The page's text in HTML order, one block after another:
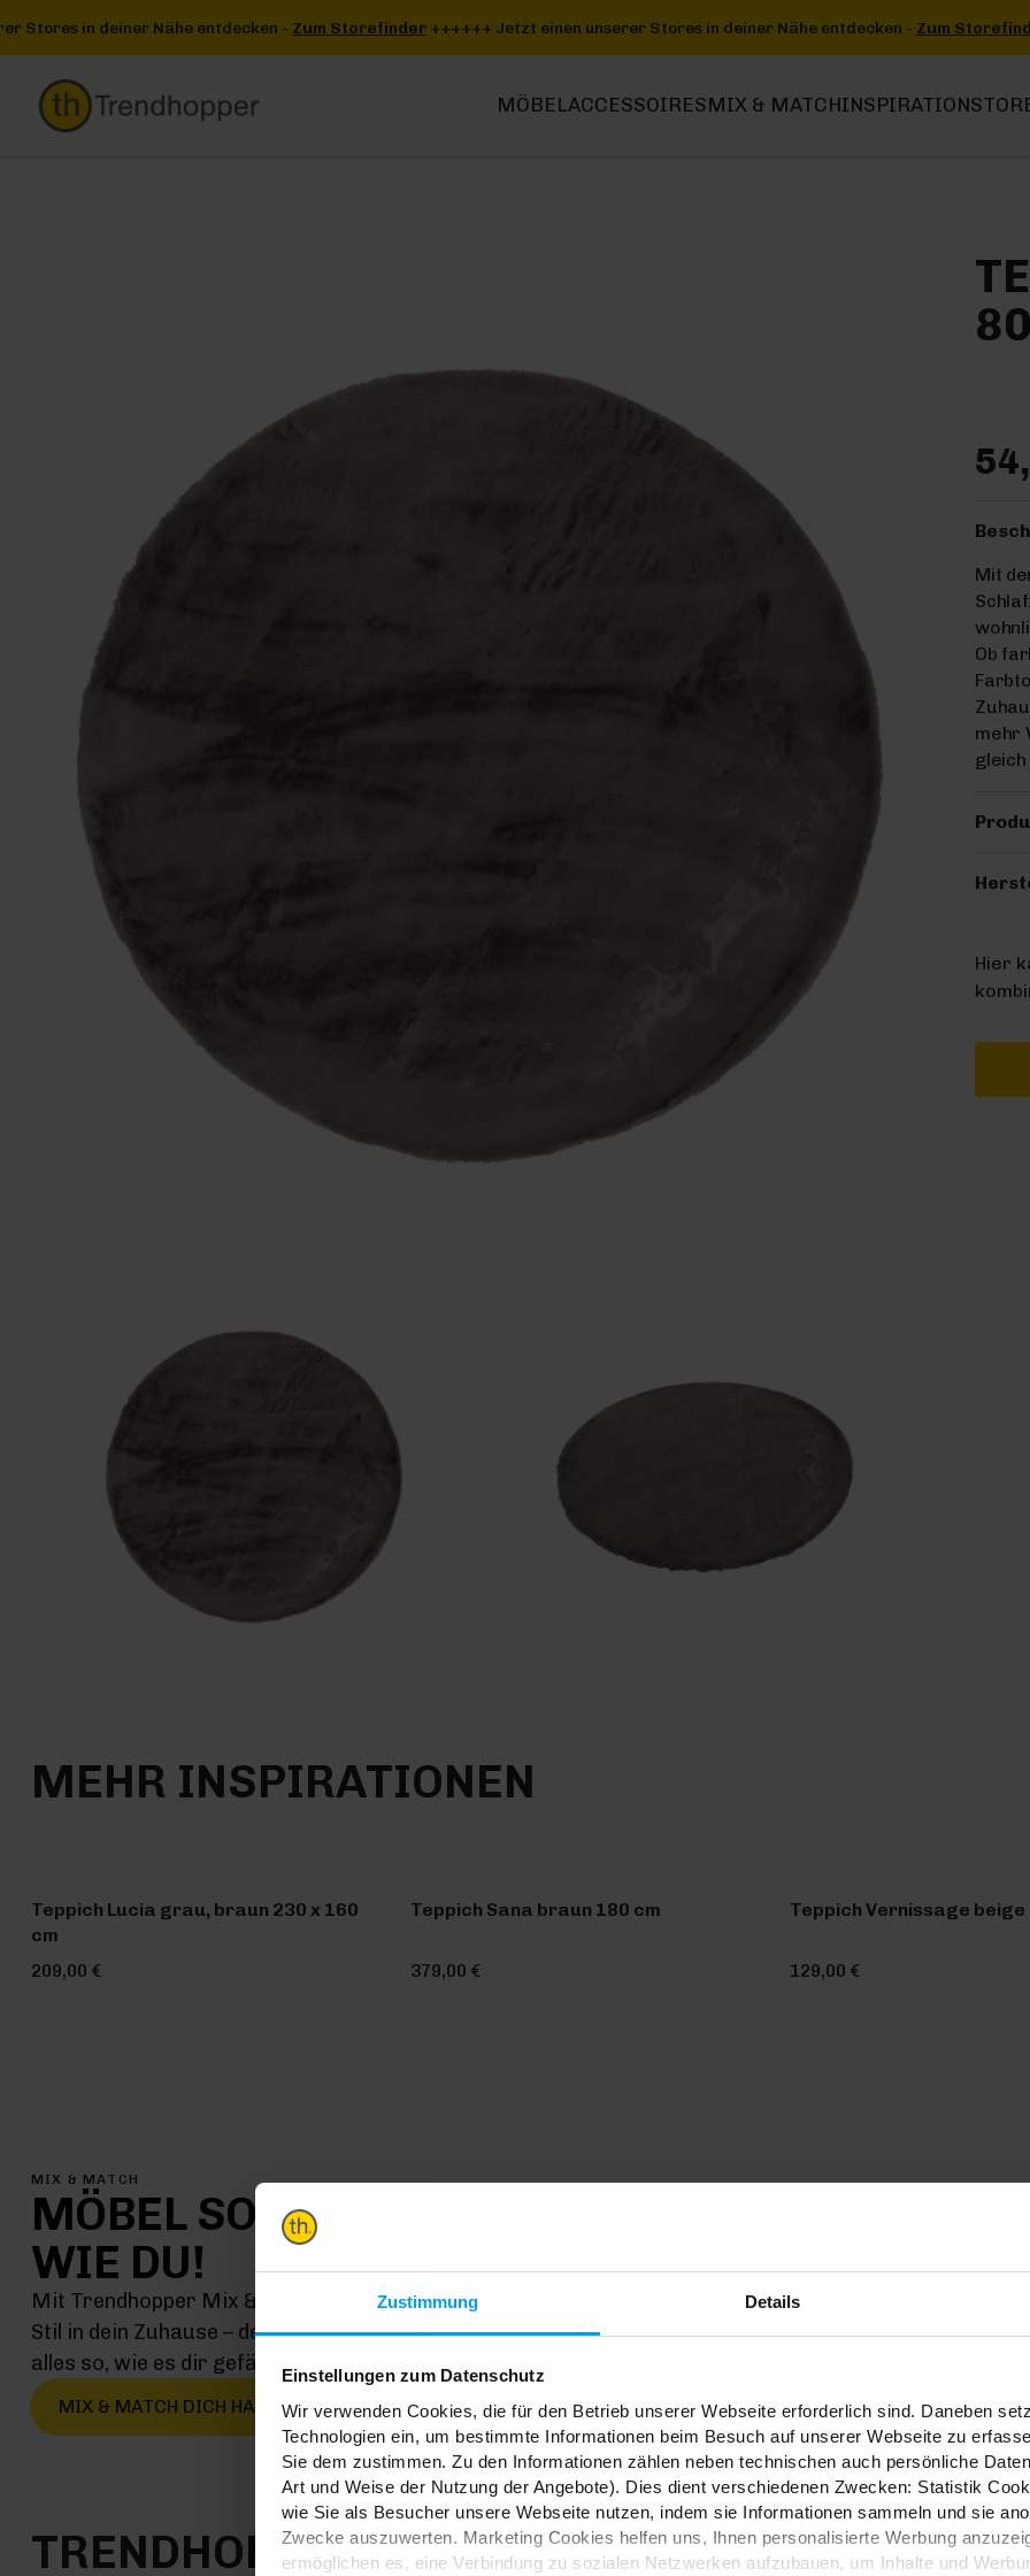
Zustimmung Details
Einstellungen zum Datenschutz
Wir verwenden Cookies, die für den Betrieb unserer Webseite erforderlich sind. Daneben
Technologien ein, um bestimmte Informationen beim Besuch auf unserer Webseite zu
Sie dem zustimmen. Zu den Informationen zählen neben technischen auch persönliche
Art und Weise der Nutzung der Angebote). Dies dient verschiedenen Zwecken: Statistik
wie Sie als Besucher unsere Webseite nutzen, indem sie Informationen sammeln und sie
Zwecke auszuwerten. Marketing Cookies helfen uns, Ihnen personalisierte Werbung
ermöglichen es, eine Verbindung zu sozialen Netzwerken aufzubauen, um Inhalte und
++++++ Jetzt einen unserer Stores in deiner Nähe entdecken -Zum Storefinder++++++ Jetzt einen unserer Stores in
MÖBELACCESSOIRESMIX & MATCHINSPIRATION
Mit
Ob
mehr
gleich
Hier
MEHR INSPIRATIONEN
Teppich Lucia grau, braun 230 x 160
cm
209,00 €
Teppich Sana braun 180 cm
379,00 €
Teppich Vernissage beige
129,00 €
MIX & MATCH
MÖBEL SO EINMALIG
WIE DU!
Mit Trendhopper Mix & Match kommt jetzt genau dein
Stil in dein Zuhause – denn hier kombinierst du einfach
alles so, wie es dir gefällt
MIX & MATCH DICH HAPPY
TRENDHOPPER STORES